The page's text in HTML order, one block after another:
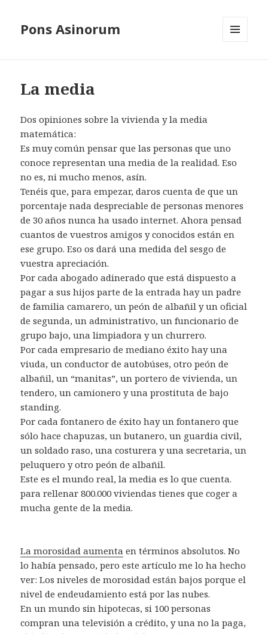
Pons Asinorum
La media
Dos opiniones sobre la vivienda y la media
matemática:
Es muy común pensar que las personas que uno
conoce representan una media de la realidad. Eso
no es, ni mucho menos, asín.
Tenéis que, para empezar, daros cuenta de que un
porcentaje nada despreciable de personas menores
de 30 años nunca ha usado internet. Ahora pensad
cuantos de vuestros amigos y conocidos están en
ese grupo. Eso os dará una medida del sesgo de
vuestra apreciación.
Por cada abogado adinerado que está dispuesto a
pagar a sus hijos parte de la entrada hay un padre
de familia camarero, un peón de albañil y un oficial
de segunda, un administrativo, un funcionario de
grupo bajo, una limpiadora y un churrero.
Por cada empresario de mediano éxito hay una
viuda, un conductor de autobúses, otro peón de
albañil, un “manitas”, un portero de vivienda, un
tendero, un camionero y una prostituta de bajo
standing.
Por cada fontanero de éxito hay un fontanero que
sólo hace chapuzas, un butanero, un guardia civil,
un soldado raso, una costurera y una secretaria, un
peluquero y otro peón de albañil.
Este es el mundo real, la media es lo que cuenta.
para rellenar 800.000 viviendas tienes que coger a
mucha gente de la media.
La morosidad aumenta en términos absolutos. No
lo había pensado, pero este artículo me lo ha hecho
ver: Los niveles de morosidad están bajos porque el
nivel de endeudamiento está por las nubes.
En un mundo sin hipotecas, si 100 personas
compran una televisión a crédito, y una no la paga,